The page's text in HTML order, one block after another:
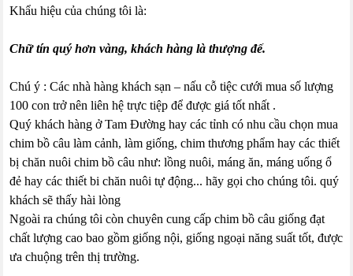
Khẩu hiệu của chúng tôi là:
Chữ tín quý hơn vàng, khách hàng là thượng đế.
Chú ý : Các nhà hàng khách sạn – nấu cỗ tiệc cưới mua số lượng
100 con trở nên liên hệ trực tiệp để được giá tốt nhất .
Quý khách hàng ở Tam Đường hay các tỉnh có nhu cầu chọn mua
chim bồ câu làm cảnh, làm giống, chim thương phẩm hay các thiết
bị chăn nuôi chim bồ câu như: lồng nuôi, máng ăn, máng uống ổ
đẻ hay các thiết bi chăn nuôi tự động... hãy gọi cho chúng tôi. quý
khách sẽ thấy hài lòng
Ngoài ra chúng tôi còn chuyên cung cấp chim bồ câu giống đạt
chất lượng cao bao gồm giống nội, giống ngoại năng suất tốt, được
ưa chuộng trên thị trường.